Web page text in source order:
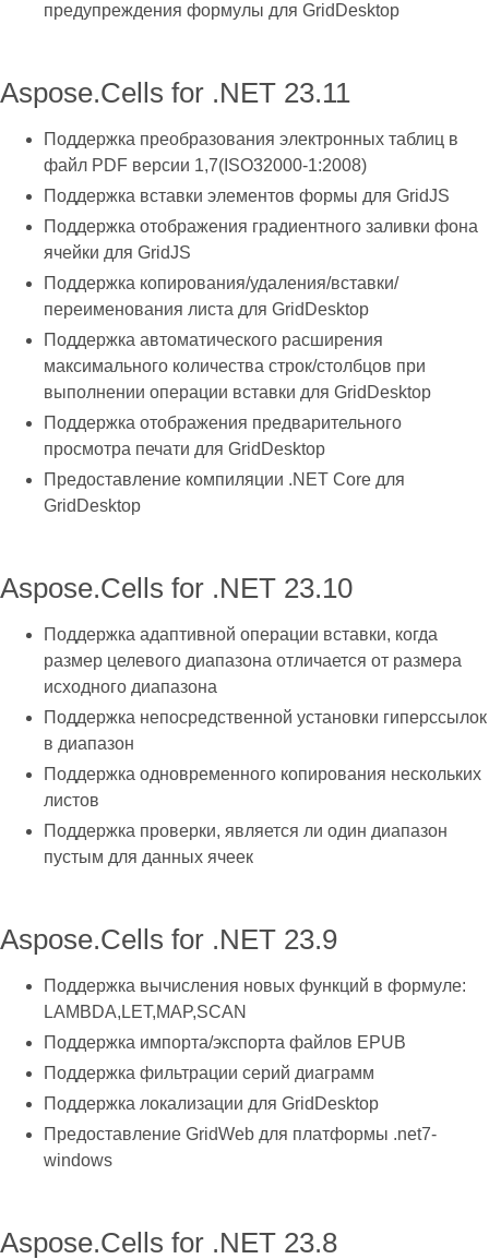
предупреждения формулы для GridDesktop
Aspose.Cells for .NET 23.11
Поддержка преобразования электронных таблиц в
файл PDF версии 1,7(ISO32000-1:2008)
Поддержка вставки элементов формы для GridJS
Поддержка отображения градиентного заливки фона
ячейки для GridJS
Поддержка копирования/удаления/вставки/
переименования листа для GridDesktop
Поддержка автоматического расширения
максимального количества строк/столбцов при
выполнении операции вставки для GridDesktop
Поддержка отображения предварительного
просмотра печати для GridDesktop
Предоставление компиляции .NET Core для
GridDesktop
Aspose.Cells for .NET 23.10
Поддержка адаптивной операции вставки, когда
размер целевого диапазона отличается от размера
исходного диапазона
Поддержка непосредственной установки гиперссылок
в диапазон
Поддержка одновременного копирования нескольких
листов
Поддержка проверки, является ли один диапазон
пустым для данных ячеек
Aspose.Cells for .NET 23.9
Поддержка вычисления новых функций в формуле:
LAMBDA,LET,MAP,SCAN
Поддержка импорта/экспорта файлов EPUB
Поддержка фильтрации серий диаграмм
Поддержка локализации для GridDesktop
Предоставление GridWeb для платформы .net7-
windows
Aspose.Cells for .NET 23.8